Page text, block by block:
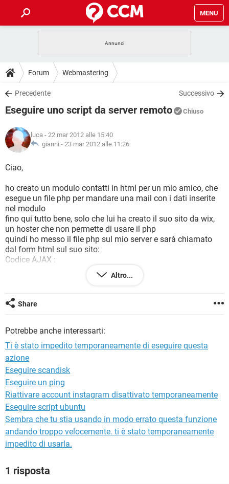
MENU
INTRATTENIMENTO
iOS
INSTAGRAM WHATSAPP
TIKTOK
HARDWARE
GUIDE
COVID-19
INSTAGRAM
TIKTOK
HARDWARE
DOWNLOAD
COVID-19 GAMING
INTRATTENIMENTO
iOS WINDOWS 10
INSTAGRAM
HARDWARE
FORUM
COVID-19
INTRATTENIMENTO
iOS
INSTAGRAM WHATSAPP
TIKTOK
HARDWARE
GLOSSARIO
COVID-19
iOS WINDOWS 10
INSTAGRAM WHATSAPP
TIKTOK FACEBOOK
HARDWARE
Forum Webmastering
Precedente Successivo
Eseguire uno script da server remoto Chiuso
luca - 22 mar 2012 alle 15:40
gianni - 23 mar 2012 alle 11:26
Ciao,
ho creato un modulo contatti in html per un mio amico, che
esegue un file php per mandare una mail con i dati inserite
nel modulo
fino qui tutto bene, solo che lui ha creato il suo sito da wix,
un hoster che non permette di usare il php
quindi ho messo il file php sul mio server e sarà chiamato
dal form html sul suo sito:
Codice AJAX :
xhr.open("GET", "http://www.il_mio_sito.com/invioMail.php");
ho modificato i permessi sul file php ma quando faccio il
test mi dà un errore:
http://www.il_mio_sito.com/invioMail.php. Origin null is not
allowed by Access-Control-Allow-Origin.
un'idea ? grazie
Altro...
Share
Potrebbe anche interessarti:
Ti è stato impedito temporaneamente di eseguire questa
azione
Eseguire scandisk
Eseguire un ping
Riattivare account instagram disattivato temporaneamente
Eseguire script ubuntu
Sembra che tu stia usando in modo errato questa funzione
andando troppo velocemente. ti è stato temporaneamente
impedito di usarla.
1 risposta